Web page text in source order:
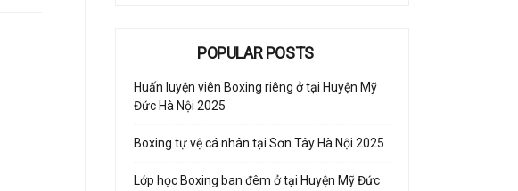
POPULAR POSTS
Huấn luyện viên Boxing riêng ở tại Huyện Mỹ
Đức Hà Nội 2025
Boxing tự vệ cá nhân tại Sơn Tây Hà Nội 2025
Lớp học Boxing ban đêm ở tại Huyện Mỹ Đức